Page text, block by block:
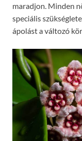
maradjon. Minden
speciális
ápolást a változó